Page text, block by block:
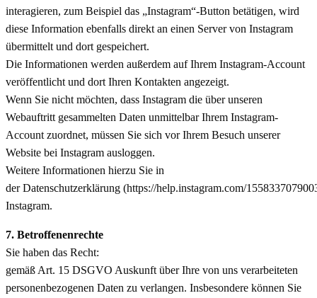
interagieren, zum Beispiel das „Instagram“-Button betätigen, wird
diese Information ebenfalls direkt an einen Server von Instagram
übermittelt und dort gespeichert.
Die Informationen werden außerdem auf Ihrem Instagram-Account
veröffentlicht und dort Ihren Kontakten angezeigt.
Wenn Sie nicht möchten, dass Instagram die über unseren
Webauftritt gesammelten Daten unmittelbar Ihrem Instagram-
Account zuordnet, müssen Sie sich vor Ihrem Besuch unserer
Website bei Instagram ausloggen.
Weitere Informationen hierzu Sie in
der Datenschutzerklärung (https://help.instagram.com/
Instagram.
7. Betroffenenrechte
Sie haben das Recht:
gemäß Art. 15 DSGVO Auskunft über Ihre von uns verarbeiteten
personenbezogenen Daten zu verlangen. Insbesondere können Sie